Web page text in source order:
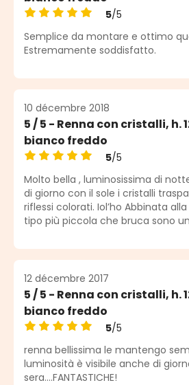
Note moyenne de 5 sur 5
5/5
Semplice da montare e ottimo
Estremamente soddisfatto.
10 décembre 2018
5 / 5 - Renna con cristalli, h.
bianco freddo
Note moyenne de 5 sur 5 étoiles
5/5
Molto bella , luminosissima di
di giorno con il sole i cristalli
riflessi colorati. Iol’ho Abbinata
tipo più piccola che bruca sono
12 décembre 2017
5 / 5 - Renna con cristalli, h.
bianco freddo
Note moyenne de 5 sur 5 étoiles
5/5
renna bellissima le mantengo
luminosità è visibile anche di
sera....FANTASTICHE!